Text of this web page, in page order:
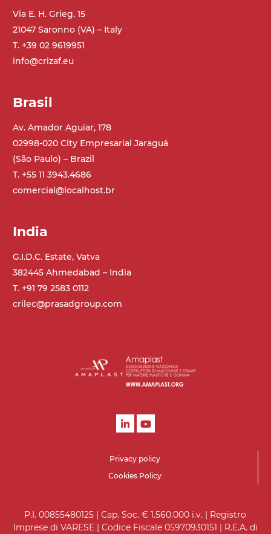
alluminio pressofuso, gambe in tubolare
in metallo zincato, ruote pivottanti
con/senza freno (2+2)
modulare PP superficie blue
Trasmissione
diretta in traino (lato sinistro), riduttore
con frizione, motore asincrono trifase
multi tensione 230/400Vac-50Hz-3F
Velocità
4.6 m/minuto
Controllo
on/off, E-Stop, protezione termica motore
Via E. H. Grieg, 15
21047 Saronno (VA) – Italy
T. +39 02 9619951
info@crizaf.eu
Brasil
Av. Amador Aguiar, 178
02998-020 City Empresarial Jaraguá
(São Paulo) – Brazil
T. +55 11 3943.4686
comercial@localhost.br
India
G.I.D.C. Estate, Vatva
382445 Ahmedabad – India
T. +91 79 2583 0112
crilec@prasadgroup.com
Privacy policy
Cookies Policy
P.I. 00855480125 | Cap. Soc. € 1.560.000 i.v. | Registro
Imprese di VARESE | Codice Fiscale 05970930151 | R.E.A. di